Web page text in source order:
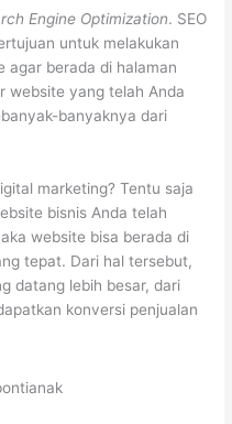
Engine Optimization. SEO
untuk melakukan
agar berada di halaman
website yang telah Anda
banyaknya dari
marketing? Tentu saja
bisnis Anda telah
website bisa berada di
tepat. Dari hal tersebut,
datang lebih besar, dari
konversi penjualan